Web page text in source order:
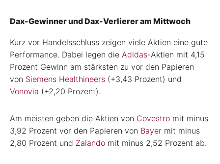
Dax-Gewinner und Dax-Verlierer am Mittwoch
Kurz vor Handelsschluss zeigen viele Aktien eine gute
Performance. Dabei legen die Adidas-Aktien mit 4,15
Prozent Gewinn am stärksten zu vor den Papieren
von Siemens Healthineers (+3,43 Prozent) und
Vonovia (+2,20 Prozent).
Am meisten geben die Aktien von Covestro mit minus
3,92 Prozent vor den Papieren von Bayer mit minus
2,80 Prozent und Zalando mit minus 2,52 Prozent ab.